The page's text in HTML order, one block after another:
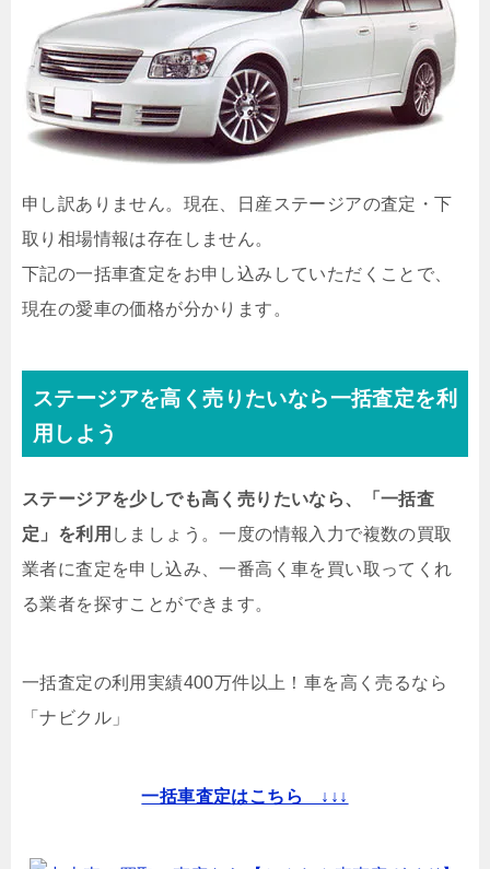
申し訳ありません。現在、日産ステージアの査定・下
取り相場情報は存在しません。
下記の一括車査定をお申し込みしていただくことで、
現在の愛車の価格が分かります。
ステージアを高く売りたいなら一括査定を利
用しよう
ステージアを少しでも高く売りたいなら、「一括査
定」を利用 しましょう。一度の情報入力で複数の買取
業者に査定を申し込み、一番高く車を買い取ってくれ
る業者を探すことができます。
一括査定の利用実績400万件以上！ 車を高く売るなら
「ナビクル」
一括車査定はこちら ↓↓↓